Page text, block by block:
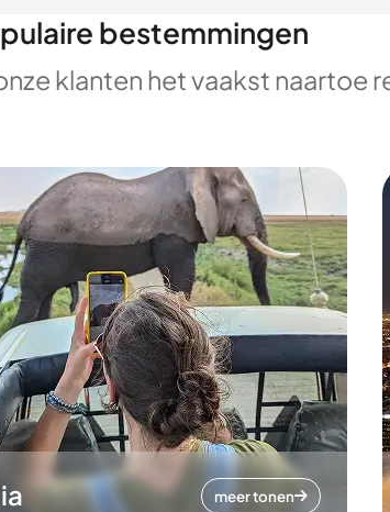
bestemmingen
klanten het vaakst naartoe
meer tonen